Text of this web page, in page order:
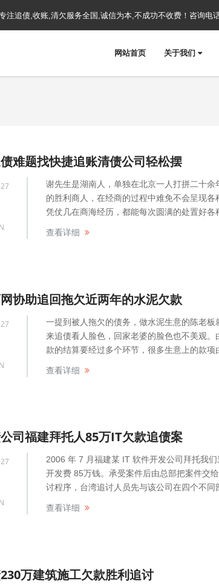
注追债,收账,清欠服务全国,诚信为本,不成功不收费！咨询电
网站首页 关于我们
难题找快捷追账清债公司轻松摆
谢先生是湖南人，单独在北京一人打拼二十余
的胜利商人，在经商的过程中难免不会呈现各
凭仗几在商海经历，都能每次圆满的处置好各
查看详细
协助追回拖欠近两年的水泥欠款
一提到被人拖欠的债务，做水泥生意的陈老板
来追债看人脸色，回家老婆的脸色也不美观。
款的结算要经过多个环节，很多生意上的款项
查看详细
司福建拜托人85万IT欠款追债案
2006 年 7 月福建某 IT 软件开发公司拜托我们
开发费 85万钱。承受案件后由总部把案件交
讨程序，台湾追讨人员先与该公司在四个不同
查看详细
万建筑施工欠款胜利追讨